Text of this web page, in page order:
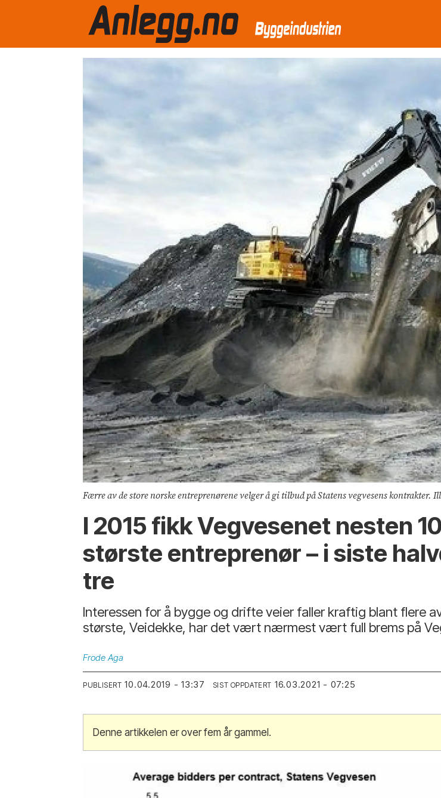
Færre av de store norske entreprenørene velger å gi tilbud på Statens vegvesens kontrakter.
I 2015 fikk Vegvesenet nesten
største entreprenør – i siste
tre
Interessen for å bygge og drifte veier faller kraftig blant flere
største, Veidekke, har det vært nærmest vært full brems på
Frode Aga
PUBLISERT 10.04.2019 - 13:37 SIST OPPDATERT 16.03.2021 - 07:25
Denne artikkelen er over fem år gammel.